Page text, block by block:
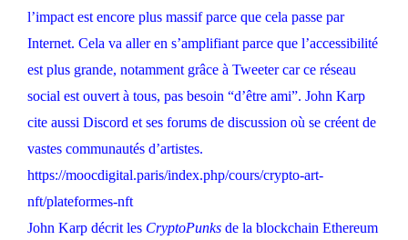
l’impact est encore plus massif parce que cela passe par
Internet. Cela va aller en s’amplifiant parce que l’accessibilité
est plus grande, notamment grâce à Tweeter car ce réseau
social est ouvert à tous, pas besoin “d’être ami”. John Karp
cite aussi Discord et ses forums de discussion où se créent de
vastes communautés d’artistes.
https://moocdigital.paris/index.php/cours/crypto-art-
nft/plateformes-nft
John Karp décrit les CryptoPunks de la blockchain Ethereum